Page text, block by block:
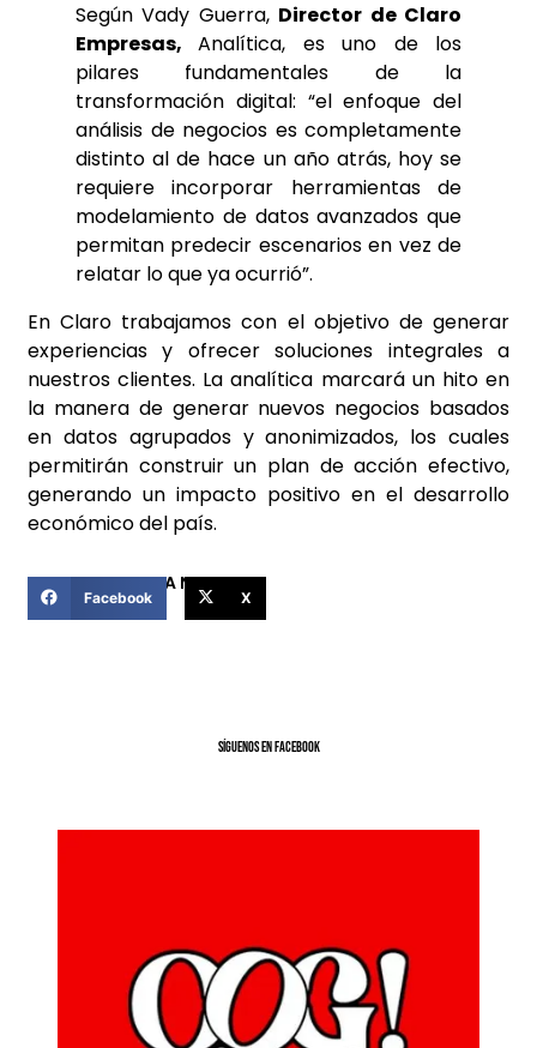
Según Vady Guerra, Director de Claro
Empresas,Analítica, es uno de los
pilares fundamentales de la
transformación digital: “el enfoque del
análisis de negocios es completamente
distinto al de hace un año atrás, hoy se
requiere incorporar herramientas de
modelamiento de datos avanzados que
permitan predecir escenarios en vez de
relatar lo que ya ocurrió”.
En Claro trabajamos con el objetivo de generar
experiencias y ofrecersoluciones integrales a
nuestros clientes. La analítica marcará un hito en
la manera de generar nuevos negocios basados
en datos agrupados yanonimizados, los cuales
permitirán construir un plan de acción efectivo,
generando un impacto positivo en el desarrollo
económico del país.
COMPARTIR ESTA NOTICIA
Facebook X
SíGUENOS EN FACEBOOK